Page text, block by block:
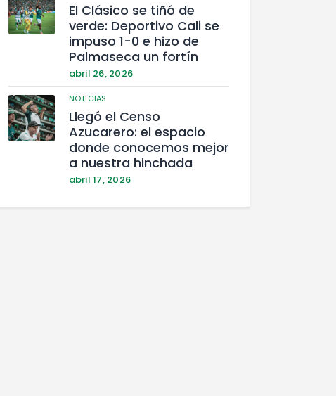
El Clásico se tiñó de
verde: Deportivo Cali se
impuso 1-0 e hizo de
Palmaseca un fortín
abril 26, 2026
NOTICIAS
Llegó el Censo
Azucarero: el espacio
donde conocemos mejor
a nuestra hinchada
abril 17, 2026